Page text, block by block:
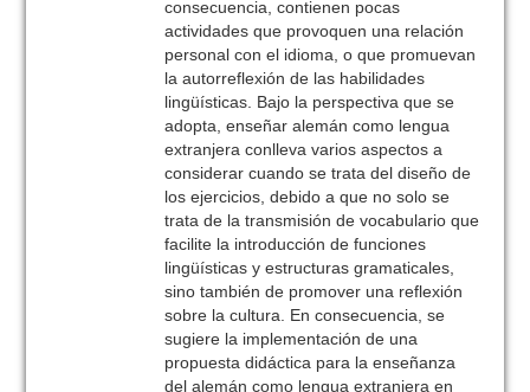
consecuencia, contienen pocas
actividades que provoquen una relación
personal con el idioma, o que promuevan
la autorreflexión de las habilidades
lingüísticas. Bajo la perspectiva que se
adopta, enseñar alemán como lengua
extranjera conlleva varios aspectos a
considerar cuando se trata del diseño de
los ejercicios, debido a que no solo se
trata de la transmisión de vocabulario que
facilite la introducción de funciones
lingüísticas y estructuras gramaticales,
sino también de promover una reflexión
sobre la cultura. En consecuencia, se
sugiere la implementación de una
propuesta didáctica para la enseñanza
del alemán como lengua extranjera en